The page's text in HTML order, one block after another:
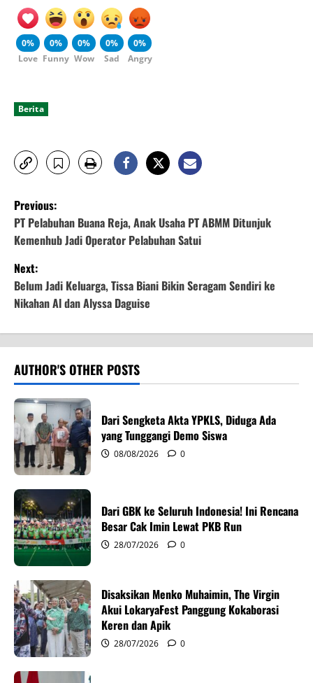
0%
Love
0%
Funny
0%
Wow
0%
Sad
0%
Angry
Berita
P
o
s
t
n
a
v
i
g
a
t
i
o
n
Previous:
PT Pelabuhan Buana Reja, Anak Usaha PT ABMM Ditunjuk
Kemenhub Jadi Operator Pelabuhan Satui
Next:
Belum Jadi Keluarga, Tissa Biani Bikin Seragam Sendiri ke
Nikahan Al dan Alyssa Daguise
AUTHOR'S OTHER POSTS
Dari Sengketa Akta YPKLS, Diduga Ada
yang Tunggangi Demo Siswa
08/08/2026 0
Dari GBK ke Seluruh Indonesia! Ini Rencana
Besar Cak Imin Lewat PKB Run
28/07/2026 0
Disaksikan Menko Muhaimin, The Virgin
Akui LokaryaFest Panggung Kokaborasi
Keren dan Apik
28/07/2026 0